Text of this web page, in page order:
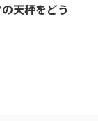
天秤をどう